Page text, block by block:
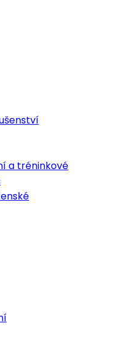
a tréninkové